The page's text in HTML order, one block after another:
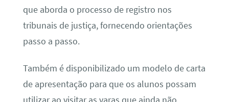
que aborda o processo de registro nos
tribunais de justiça, fornecendo orientações
passo a passo.
Também é disponibilizado um modelo de carta
de apresentação para que os alunos possam